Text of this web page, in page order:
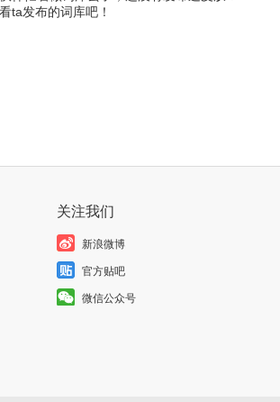
ta发布的词库吧！
关注我们
新浪微博
官方贴吧
微信公众号